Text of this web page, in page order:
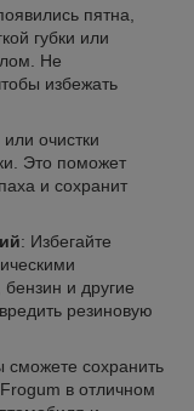
пятна,
губки или
Не
избежать
очистки
Это поможет
и сохранит
: Избегайте
и другие
резиновую
сохранить
в отличном